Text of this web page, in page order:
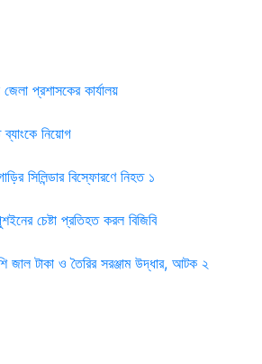
জেলা প্রশাসকের কার্যালয়
নিয়োগ
সিলিন্ডার বিস্ফোরণে নিহত ১
চেষ্টা প্রতিহত করল বিজিবি
জাল টাকা ও তৈরির সরঞ্জাম উদ্ধার, আটক ২